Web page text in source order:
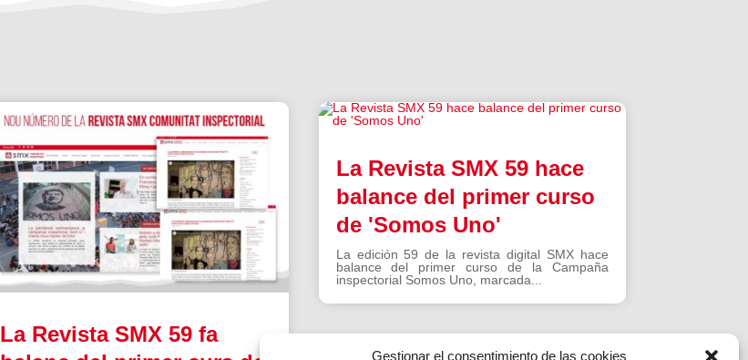
Gestionar el consentimiento de las cookies
La Revista SMX 59 fa
La Revista SMX 59 hace
balance del primer curso
de 'Somos Uno'
La edición 59 de la revista digital SMX hace
balance del primer curso de la Campaña
inspectorial Somos Uno, marcada...